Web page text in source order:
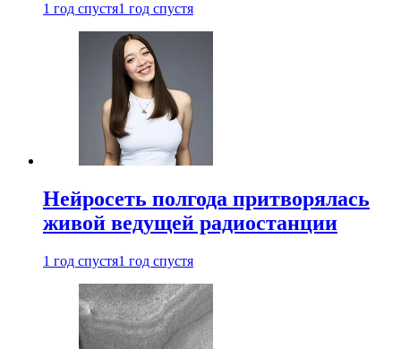
1 год спустя1 год спустя
Нейросеть полгода притворялась
живой ведущей радиостанции
1 год спустя1 год спустя